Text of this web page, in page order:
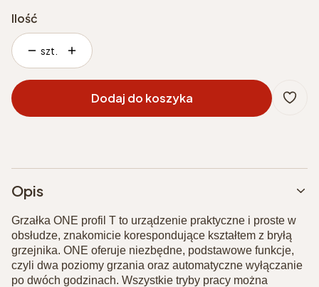
Ilość
szt.
Dodaj do koszyka
Opis
Grzałka ONE profil T to urządzenie praktyczne i proste w
obsłudze, znakomicie korespondujące kształtem z bryłą
grzejnika. ONE oferuje niezbędne, podstawowe funkcje,
czyli dwa poziomy grzania oraz automatyczne wyłączanie
po dwóch godzinach. Wszystkie tryby pracy można